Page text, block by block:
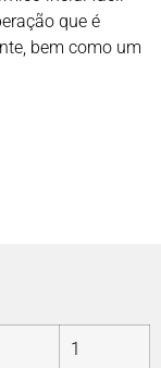
que é
bem como um
1